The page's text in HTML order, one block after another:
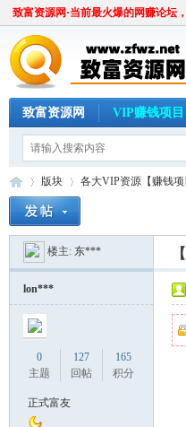
致富资源网·当前最火爆的网赚论坛
致富资源网 VIP赚钱项目
»
版块
›
各大VIP资源【赚钱项
楼主: 东***
lon***
0
主题
127
回帖
165
积分
正式富友